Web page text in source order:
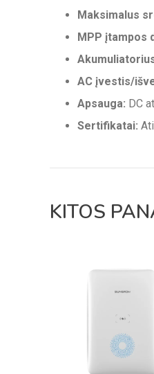
Maksimalus
MPP įtampos
AC įvestis/
Apsauga: DC
Sertifikatai:
KITOS